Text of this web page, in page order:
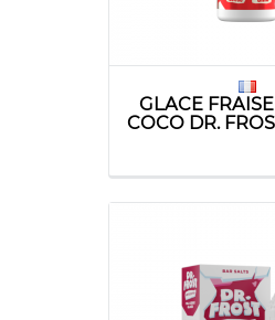
GLACE
COCO DR.